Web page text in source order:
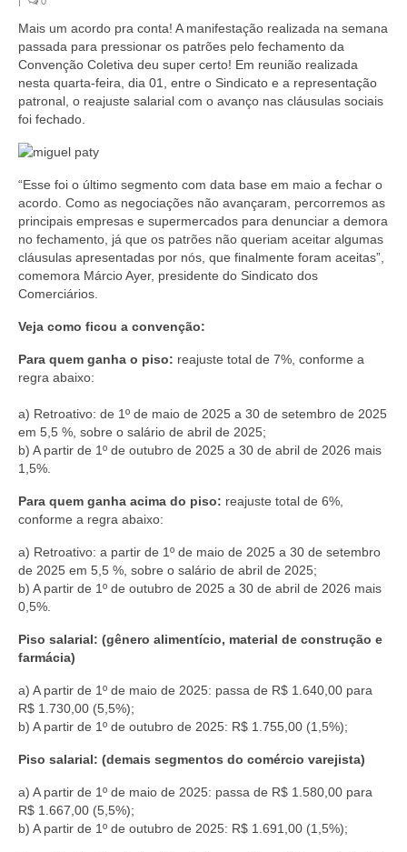
Coletivo Margaridas
Coletivo de Igualdade Racial
DENÚNCIAS
Cadastro de empresa
Homologações
Jurídico
Declarações
Saúde
Acordo de Feriado para Empresas
BENEFÍCIOS
Sede social
Colônia de férias
Dependentes
Benefício Social Familiar
FIQUE POR DENTRO
Notícias
Mais um acordo pra conta! A manifestação realizada na semana
passada para pressionar os patrões pelo fechamento da
Convenção Coletiva deu super certo! Em reunião realizada
nesta quarta-feira, dia 01, entre o Sindicato e a representação
patronal, o reajuste salarial com o avanço nas cláusulas sociais
foi fechado.
“Esse foi o último segmento com data base em maio a fechar o
acordo. Como as negociações não avançaram, percorremos as
principais empresas e supermercados para denunciar a demora
no fechamento, já que os patrões não queriam aceitar algumas
cláusulas apresentadas por nós, que finalmente foram aceitas”,
comemora Márcio Ayer, presidente do Sindicato dos
Comerciários.
Veja como ficou a convenção:
Para quem ganha o piso: reajuste total de 7%, conforme a
regra abaixo:
a) Retroativo: de 1º de maio de 2025 a 30 de setembro de 2025
em 5,5 %, sobre o salário de abril de 2025;
b) A partir de 1º de outubro de 2025 a 30 de abril de 2026 mais
1,5%.
Para quem ganha acima do piso: reajuste total de 6%,
conforme a regra abaixo:
a) Retroativo: a partir de 1º de maio de 2025 a 30 de setembro
de 2025 em 5,5 %, sobre o salário de abril de 2025;
b) A partir de 1º de outubro de 2025 a 30 de abril de 2026 mais
0,5%.
Piso salarial: (gênero alimentício, material de construção e
farmácia)
a) A partir de 1º de maio de 2025: passa de R$ 1.640,00 para
R$ 1.730,00 (5,5%);
b) A partir de 1º de outubro de 2025: R$ 1.755,00 (1,5%);
Piso salarial: (demais segmentos do comércio varejista)
a) A partir de 1º de maio de 2025: passa de R$ 1.580,00 para
R$ 1.667,00 (5,5%);
b) A partir de 1º de outubro de 2025: R$ 1.691,00 (1,5%);